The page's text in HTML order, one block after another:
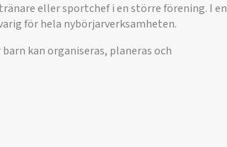
eller sportchef i en större förening. I en
för hela nybörjarverksamheten.
kan organiseras, planeras och